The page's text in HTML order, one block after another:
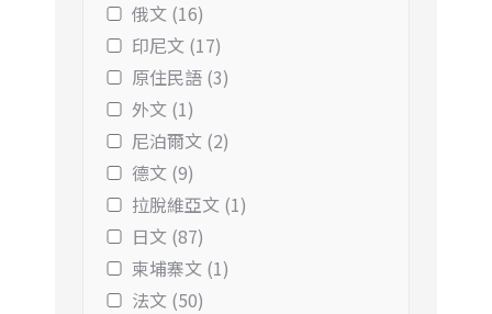
俄文 (16)
印尼文 (17)
原住民語 (3)
外文 (1)
尼泊爾文 (2)
德文 (9)
拉脫維亞文 (1)
日文 (87)
柬埔寨文 (1)
法文 (50)